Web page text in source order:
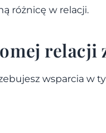
różnicę w relacji.
relacji
wsparcia w